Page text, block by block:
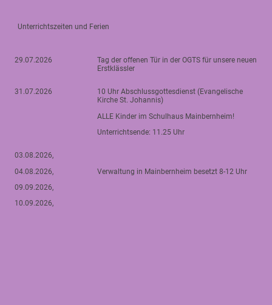
Unterrichtszeiten und Ferien
29.07.2026
Tag der offenen Tür in der OGTS für unsere neuen
Erstklässler
31.07.2026
10 Uhr Abschlussgottesdienst (Evangelische
Kirche St. Johannis)
ALLE Kinder im Schulhaus Mainbernheim!
Unterrichtsende: 11.25 Uhr
03.08.2026,
04.08.2026,
09.09.2026,
10.09.2026,
Verwaltung in Mainbernheim besetzt 8-12 Uhr